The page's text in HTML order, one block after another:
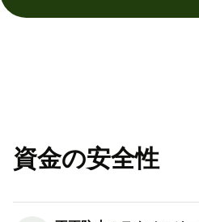
資金の安全性